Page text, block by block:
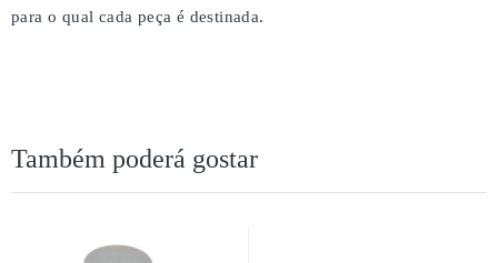
para o qual cada peça é destinada.
Também poderá gostar